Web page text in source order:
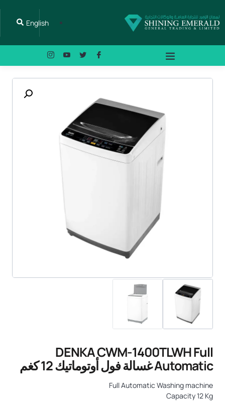
English
DENKA CWM-1400TLWH Full
Automatic غسالة فول أوتوماتيك 12 كغم
Full Automatic Washing machine
Capacity 12 Kg